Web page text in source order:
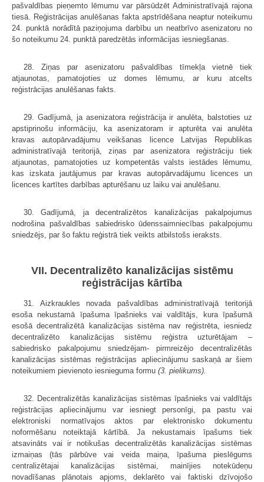
pašvaldības pieņemto lēmumu var pārsūdzēt Administratīvajā rajona
tiesā. Reģistrācijas anulēšanas fakta apstrīdēšana neaptur noteikumu
24. punktā norādītā paziņojuma darbību un neatbrīvo asenizatoru no
šo noteikumu 24. punktā paredzētās informācijas iesniegšanas.
28. Ziņas par asenizatoru pašvaldības tīmekļa vietnē tiek
atjaunotas, pamatojoties uz domes lēmumu, ar kuru atcelts
reģistrācijas anulēšanas fakts.
29. Gadījumā, ja asenizatora reģistrācija ir anulēta, balstoties uz
apstiprinošu informāciju, ka asenizatoram ir apturēta vai anulēta
kravas autopārvadājumu veikšanas licence Latvijas Republikas
administratīvajā teritorijā, ziņas par asenizatora reģistrāciju tiek
atjaunotas, pamatojoties uz kompetentās valsts iestādes lēmumu,
kas izskata jautājumus par kravas autopārvadājumu licences un
licences kartītes darbības apturēšanu uz laiku vai anulēšanu.
30. Gadījumā, ja decentralizētos kanalizācijas pakalpojumus
nodrošina pašvaldības sabiedrisko ūdenssaimniecības pakalpojumu
sniedzējs, par šo faktu reģistrā tiek veikts atbilstošs ieraksts.
VII. Decentralizēto kanalizācijas sistēmu
reģistrācijas kārtība
31. Aizkraukles novada pašvaldības administratīvajā teritorijā
esoša nekustamā īpašuma īpašnieks vai valdītājs, kura īpašumā
esošā decentralizētā kanalizācijas sistēma nav reģistrēta, iesniedz
decentralizēto kanalizācijas sistēmu reģistra uzturētājam –
sabiedrisko pakalpojumu sniedzējam- pirmreizējo decentralizētās
kanalizācijas sistēmas reģistrācijas apliecinājumu saskaņā ar šiem
noteikumiem pievienoto iesnieguma formu (3. pielikums).
32. Decentralizētās kanalizācijas sistēmas īpašnieks vai valdītājs
reģistrācijas apliecinājumu var iesniegt personīgi, pa pastu vai
elektroniski normatīvajos aktos par elektronisko dokumentu
noformēšanu noteiktajā kārtībā. Ja nekustamais īpašums tiek
atsavināts vai ir notikušas decentralizētās kanalizācijas sistēmas
izmaiņas (tās pārbūve vai veida maiņa, īpašuma pieslēgums
centralizētajai kanalizācijas sistēmai, mainījies notekūdeņu
novadīšanas plānotais apjoms, deklarēto vai faktiski dzīvojošo